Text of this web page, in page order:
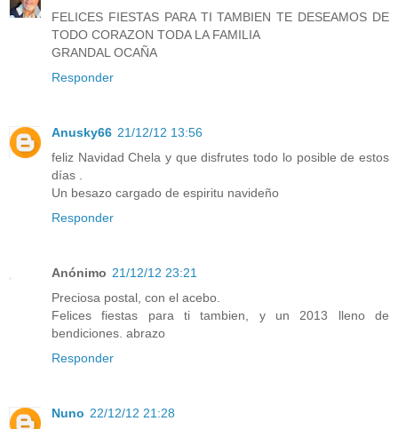
FELICES FIESTAS PARA TI TAMBIEN TE DESEAMOS DE
TODO CORAZON TODA LA FAMILIA
GRANDAL OCAÑA
Responder
Anusky66 21/12/12 13:56
feliz Navidad Chela y que disfrutes todo lo posible de estos
días .
Un besazo cargado de espiritu navideño
Responder
Anónimo 21/12/12 23:21
Preciosa postal, con el acebo.
Felices fiestas para ti tambien, y un 2013 lleno de
bendiciones. abrazo
Responder
Nuno 22/12/12 21:28